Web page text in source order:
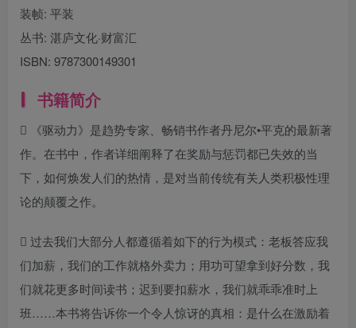
装帧: 平装
丛书: 湛庐文化·财富汇
ISBN: 9787300149301
书籍简介
 《驱动力》是趋势专家、畅销书作者丹尼尔•平克的最新著
作。在书中，作者详细阐释了在奖励与惩罚都已失效的当
下，如何焕发人们的热情，是对当前传统有关人类积极性理
论的颠覆之作。
 过去我们大部分人都遵循着如下的行为模式：老板答应我
们加薪，我们的工作就格外卖力；用功可望拿到好分数，我
们就花更多时间读书；迟到要扣薪水，我们就乖乖准时上
班……本书将告诉你一个令人惊讶的真相：是什么在激励着